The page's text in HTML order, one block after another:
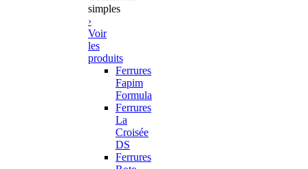
simples
›
Voir
les
produits
Ferrures
Fapim
Formula
Ferrures
La
Croisée
DS
Ferrures